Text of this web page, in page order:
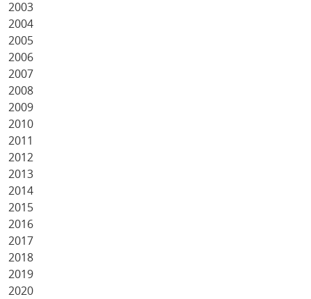
2003
2004
2005
2006
2007
2008
2009
2010
2011
2012
2013
2014
2015
2016
2017
2018
2019
2020